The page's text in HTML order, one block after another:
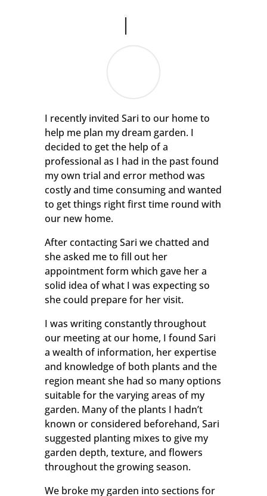
I recently invited Sari to our home to
help me plan my dream garden. I
decided to get the help of a
professional as I had in the past found
my own trial and error method was
costly and time consuming and wanted
to get things right first time round with
our new home.
After contacting Sari we chatted and
she asked me to fill out her
appointment form which gave her a
solid idea of what I was expecting so
she could prepare for her visit.
I was writing constantly throughout
our meeting at our home, I found Sari
a wealth of information, her expertise
and knowledge of both plants and the
region meant she had so many options
suitable for the varying areas of my
garden. Many of the plants I hadn’t
known or considered beforehand, Sari
suggested planting mixes to give my
garden depth, texture, and flowers
throughout the growing season.
We broke my garden into sections for